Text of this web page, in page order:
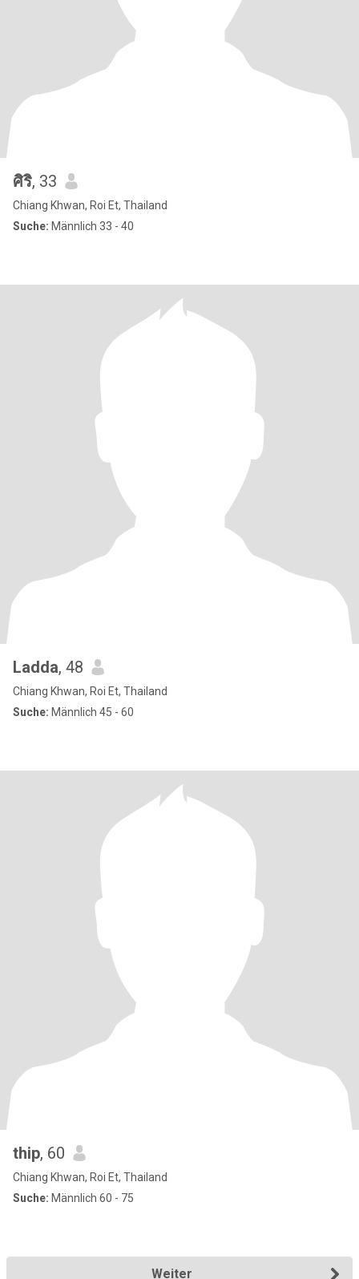
ศิริ, 33
Chiang Khwan, Roi Et, Thailand
Suche: Männlich 33 - 40
Ladda, 48
Chiang Khwan, Roi Et, Thailand
Suche: Männlich 45 - 60
thip, 60
Chiang Khwan, Roi Et, Thailand
Suche: Männlich 60 - 75
Weiter